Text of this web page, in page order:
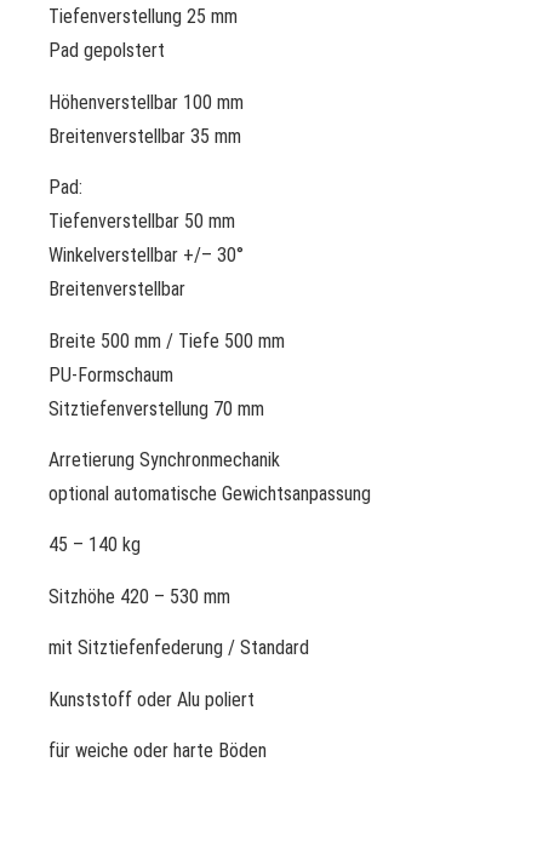
Tiefenverstellung 25 mm
Pad gepolstert
Höhenverstellbar 100 mm
Breitenverstellbar 35 mm
Pad:
Tiefenverstellbar 50 mm
Winkelverstellbar +/– 30°
Breitenverstellbar
Breite 500 mm / Tiefe 500 mm
PU-Formschaum
Sitztiefenverstellung 70 mm
Arretierung Synchronmechanik
optional automatische Gewichtsanpassung
45 – 140 kg
Sitzhöhe 420 – 530 mm
mit Sitztiefenfederung / Standard
Kunststoff oder Alu poliert
für weiche oder harte Böden